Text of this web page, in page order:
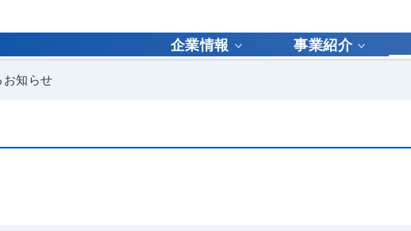
企業情報 事業紹介
お知らせ